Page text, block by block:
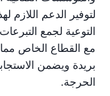
لتوفير الدعم
التوعية لجمع
مع القطاع الخاص
بريدة ويضمن
الحرجة.